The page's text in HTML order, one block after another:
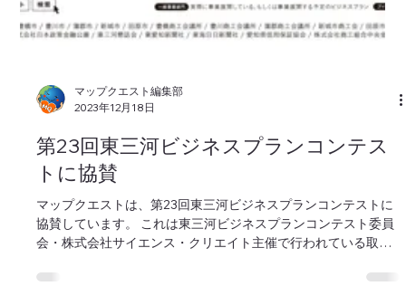
マップクエスト編集部
2023年12月18日
第23回東三河ビジネスプランコンテス
トに協賛
マップクエストは、第23回東三河ビジネスプランコンテストに
協賛しています。 これは東三河ビジネスプランコンテスト委員